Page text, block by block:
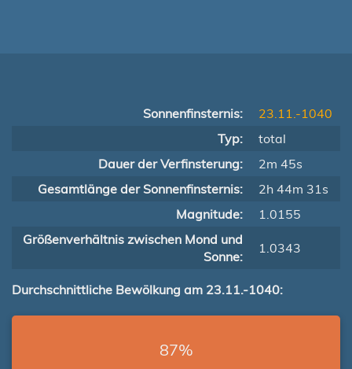
Sonnenfinsternis:
23.11.-1040
Typ:
total
Dauer der Verfinsterung:
2m 45s
Gesamtlänge der Sonnenfinsternis:
2h 44m 31s
Magnitude:
1.0155
Größenverhältnis zwischen Mond und
Sonne:
1.0343
Durchschnittliche Bewölkung am 23.11.-1040:
87%